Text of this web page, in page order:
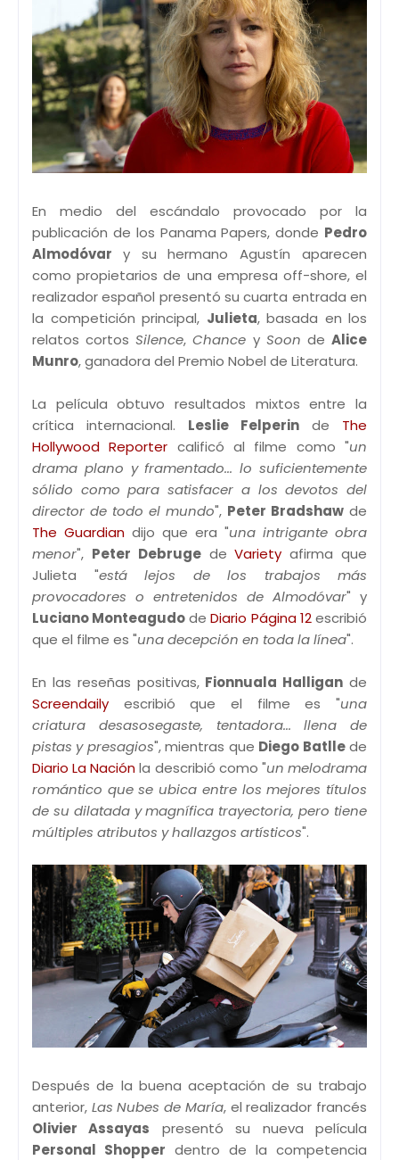
En medio del escándalo provocado por la
publicación de los Panama Papers, donde Pedro
Almodóvar y su hermano Agustín aparecen
como propietarios de una empresa off-shore, el
realizador español presentó su cuarta entrada en
la competición principal, Julieta, basada en los
relatos cortosSilence,Chance y Soon deAlice
Munro, ganadora del Premio Nobel de Literatura.
La película obtuvo resultados mixtos entre la
crítica internacional. Leslie Felperin de The
Hollywood Reporter calificó al filme como "un
drama plano y framentado... lo suficientemente
sólido como para satisfacer a los devotos del
director de todo el mundo", Peter Bradshaw de
The Guardian dijo que era "una intrigante obra
menor", Peter DebrugedeVariety afirma que
Julieta "está lejos de los trabajos más
provocadores o entretenidos de Almodóvar" y
Luciano MonteagudodeDiario Página 12escribió
que el filme es "una decepción en toda la línea".
En las reseñas positivas, Fionnuala Halligan de
Screendaily escribió que el filme es "una
criatura desasosegaste, tentadora... llena de
pistas y presagios", mientras que Diego Batllede
Diario La Naciónla describió como "un melodrama
romántico que se ubica entre los mejores títulos
de su dilatada y magnífica trayectoria, pero tiene
múltiples atributos y hallazgos artísticos".
Después de la buena aceptación de su trabajo
anterior, Las Nubes de María, el realizador francés
Olivier Assayas presentó su nueva película
Personal Shopper dentro de la competencia